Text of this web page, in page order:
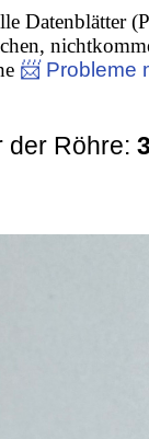
Datenblätter
📨 Probleme
der Röhre: